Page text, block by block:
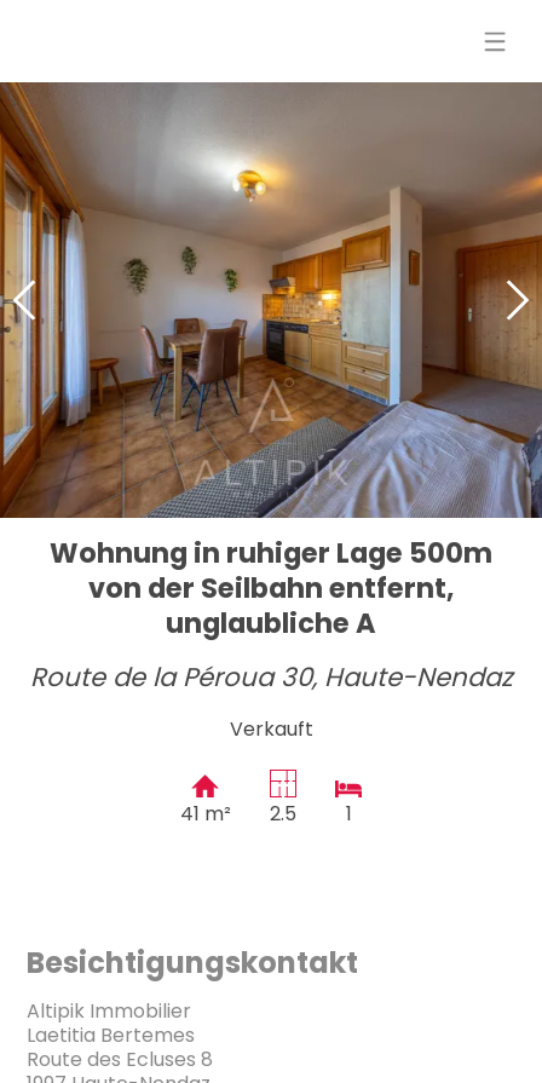
Wohnung in ruhiger Lage 500m
von der Seilbahn entfernt,
unglaubliche A
Route de la Péroua 30, Haute-Nendaz
Verkauft
41 m² 2.5 1
Besichtigungskontakt
Altipik Immobilier
Laetitia Bertemes
Route des Ecluses 8